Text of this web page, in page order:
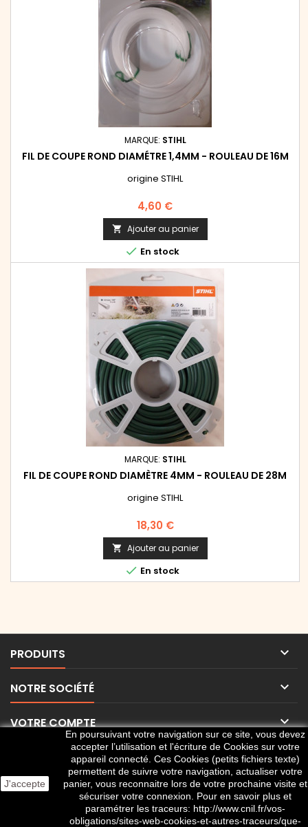
MARQUE: STIHL
FIL DE COUPE ROND DIAMÉTRE 1,4MM - ROULEAU DE 16M
origine STIHL
Prix
4,60 €
 Ajouter au panier
 En stock
MARQUE: STIHL
FIL DE COUPE ROND DIAMÈTRE 4MM - ROULEAU DE 28M
origine STIHL
Prix
18,30 €
 Ajouter au panier
 En stock
PRODUITS 
NOTRE SOCIÉTÉ 
VOTRE COMPTE 

J'accepte
En poursuivant votre navigation sur ce site, vous devez
accepter l’utilisation et l'écriture de Cookies sur votre
appareil connecté. Ces Cookies (petits fichiers texte)
permettent de suivre votre navigation, actualiser votre
panier, vous reconnaitre lors de votre prochaine visite et
sécuriser votre connexion. Pour en savoir plus et
paramétrer les traceurs: http://www.cnil.fr/vos-
obligations/sites-web-cookies-et-autres-traceurs/que-